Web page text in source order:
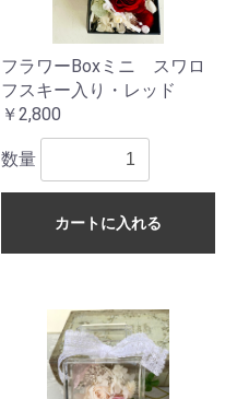
フラワーBoxミニ スワロ
フスキー入り・レッド
￥2,800
数量
カートに入れる